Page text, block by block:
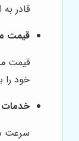
قادر
قیمت
قیمت
خود را
سرعت